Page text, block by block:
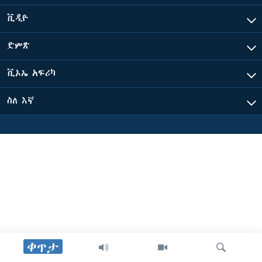
ቋንቋዎች
ቀጥታ
ቪዲዮ
ድምጽ
ቪኦኤ አፍሪካ
ስለ እኛ